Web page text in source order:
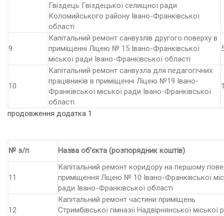
Гвіздець Гвіздецької селищної ради
Коломийського району Івано-Франківської
області
9
Капітальний ремонт санвузлів другого поверху в
приміщенні Ліцею № 15 Івано-Франківської
міської ради Івано-Франківської області
10
Капітальний ремонт санвузла для педагогічних
працівників в приміщенні Ліцею №19 Івано-
Франківської міської ради Івано-Франківської
області
продовження додатка 1
№ з/п Назва об’єкта (розпорядник коштів)
11
Капітальний ремонт коридору на першому
приміщення Ліцею № 10 Івано-Франківської
ради Івано-Франківської області
12
Капітальний ремонт частини приміщень
Стримбівської гімназії Надвірнянської міської